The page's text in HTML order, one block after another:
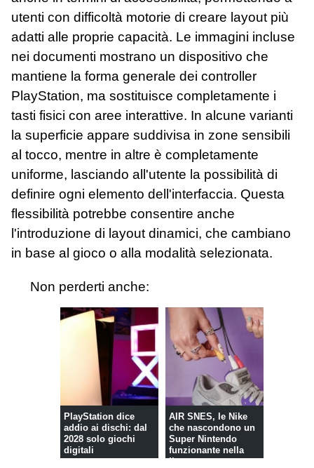
utenti con difficoltà motorie di creare layout più
adatti alle proprie capacità. Le immagini incluse
nei documenti mostrano un dispositivo che
mantiene la forma generale dei controller
PlayStation, ma sostituisce completamente i
tasti fisici con aree interattive. In alcune varianti
la superficie appare suddivisa in zone sensibili
al tocco, mentre in altre è completamente
uniforme, lasciando all'utente la possibilità di
definire ogni elemento dell'interfaccia. Questa
flessibilità potrebbe consentire anche
l'introduzione di layout dinamici, che cambiano
in base al gioco o alla modalità selezionata.
Non perderti anche:
PlayStation dice
addio ai dischi: dal
2028 solo giochi
digitali
AIR SNES, le Nike
che nascondono un
Super Nintendo
funzionante nella
linguetta